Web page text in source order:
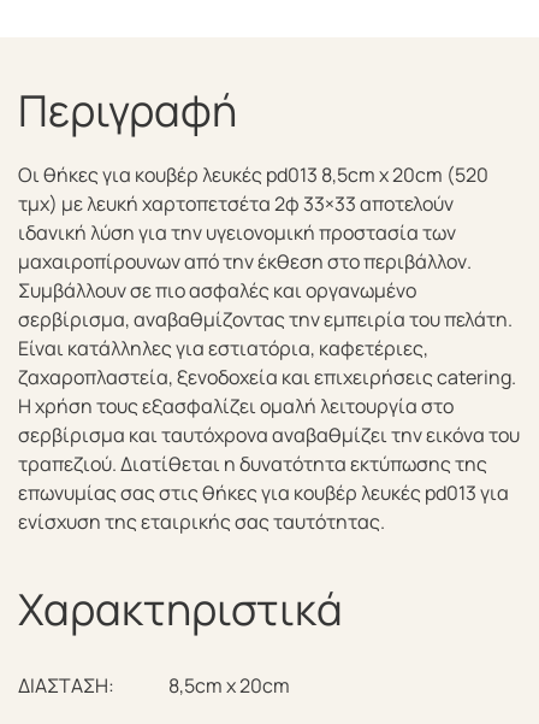
Περιγραφή
Οι θήκες για κουβέρ λευκές pd013 8,5cm x 20cm (520
τμχ) με λευκή χαρτοπετσέτα 2φ 33×33 αποτελούν
ιδανική λύση για την υγειονομική προστασία των
μαχαιροπίρουνων από την έκθεση στο περιβάλλον.
Συμβάλλουν σε πιο ασφαλές και οργανωμένο
σερβίρισμα, αναβαθμίζοντας την εμπειρία του πελάτη.
Είναι κατάλληλες για εστιατόρια, καφετέριες,
ζαχαροπλαστεία, ξενοδοχεία και επιχειρήσεις catering.
Η χρήση τους εξασφαλίζει ομαλή λειτουργία στο
σερβίρισμα και ταυτόχρονα αναβαθμίζει την εικόνα του
τραπεζιού. Διατίθεται η δυνατότητα εκτύπωσης της
επωνυμίας σας στις θήκες για κουβέρ λευκές pd013 για
ενίσχυση της εταιρικής σας ταυτότητας.
Χαρακτηριστικά
ΔΙΑΣΤΑΣΗ: 8,5cm x 20cm